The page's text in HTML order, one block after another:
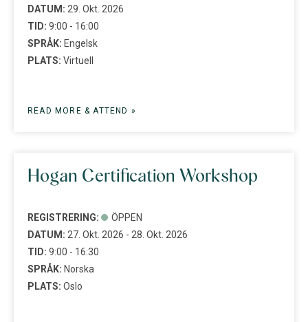
DATUM: 29. Okt. 2026
TID: 9:00 - 16:00
SPRÅK: Engelsk
PLATS: Virtuell
READ MORE & ATTEND »
Hogan Certification Workshop
REGISTRERING:
ÖPPEN
DATUM: 27. Okt. 2026 - 28. Okt. 2026
TID: 9:00 - 16:30
SPRÅK: Norska
PLATS: Oslo